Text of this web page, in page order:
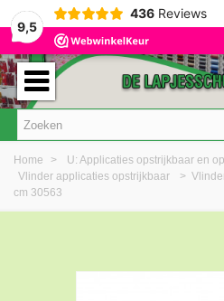
9,5
436 Reviews
Home > U: Applicaties opstrijkbaar en
Vlinder applicaties opstrijkbaar
>
cm 30563